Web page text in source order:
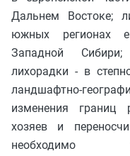
Дальнем Востоке;
южных регионах
Западной Сибири;
лихорадки - в
ландшафтно-
изменения границ
хозяев и
необходимо